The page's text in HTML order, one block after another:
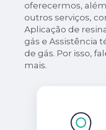
oferecermos,
outros serviços,
Aplicação de
gás e Assistência
de gás. Por isso,
mais.